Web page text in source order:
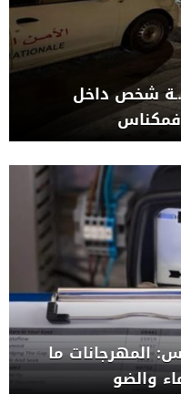
شخص داخل
المهرجانات ما
والضو